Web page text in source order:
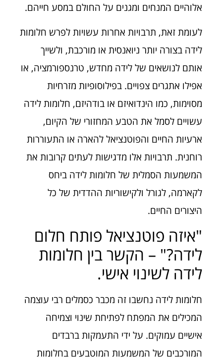
אלוהיים המנחים ומגנים על החולם במסע חייהם.
לעומת זאת, תרבויות אחרות עשויות לפרש חלומות
לידה בצורה יותר ניואנסית או מורכבת, ולשייך
אותם לנושאים של לידה מחדש, טרנספורמציה, או
אפילו אתגרים צפויים. בפילוסופיות מזרחיות
מסוימות, כמו הינדואיזם או בודהיזם, חלומות לידה
עשויים לסמל את הטבע המחזורי של הקיום,
ארעיות החיים והפוטנציאל להארה או התעוררות
רוחנית. תרבויות אלו מדגישות לעתים קרובות את
המשמעות הסמלית של חלומות לידה ביחס
לקארמה, לגורל ולקישוריות ההדדית של כל
היצורים החיים.
"איזה פוטנציאל פותח חלום
לידה?" – הקשר בין חלומות
לידה לשינוי אישי.
חלומות לידה נחשבו זה מכבר כסמלים רבי עוצמה
המכילים את המפתח לפתיחת שינוי וצמיחה
אישיים עמוקים. על ידי התעמקות ברבדים
המורכבים של המשמעות המוטבעים בחלומות